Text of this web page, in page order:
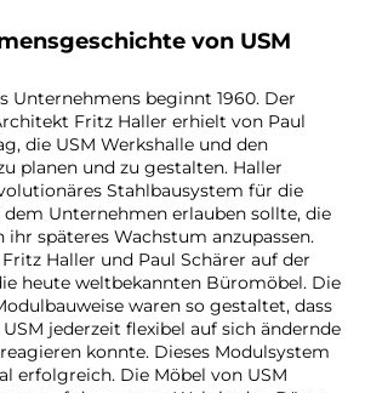
von USM
Unternehmens beginnt 1960. Der
Fritz Haller erhielt von Paul
die USM Werkshalle und den
planen und zu gestalten. Haller
Stahlbausystem für die
dem Unternehmen erlauben sollte, die
ihr späteres Wachstum anzupassen.
Haller und Paul Schärer auf der
heute weltbekannten Büromöbel. Die
waren so gestaltet, dass
jederzeit flexibel auf sich ändernde
konnte. Dieses Modulsystem
erfolgreich. Die Möbel von USM